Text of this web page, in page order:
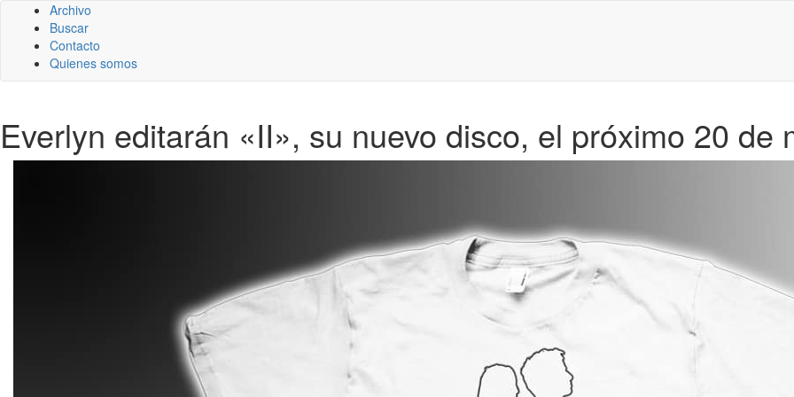
Archivo
Buscar
Contacto
Quienes somos
Everlyn editarán «II», su nuevo disco, el próximo 20 de